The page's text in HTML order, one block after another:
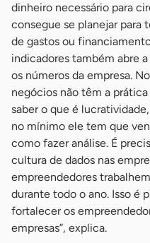
dinheiro necessário para
consegue se planejar para
de gastos ou
indicadores também abre
os números da empresa.
negócios não têm a
saber o que é
no mínimo ele tem que
como fazer análise. É
cultura de dados nas
empreendedores
durante todo o ano. Isso é
fortalecer os
empresas”, explica.